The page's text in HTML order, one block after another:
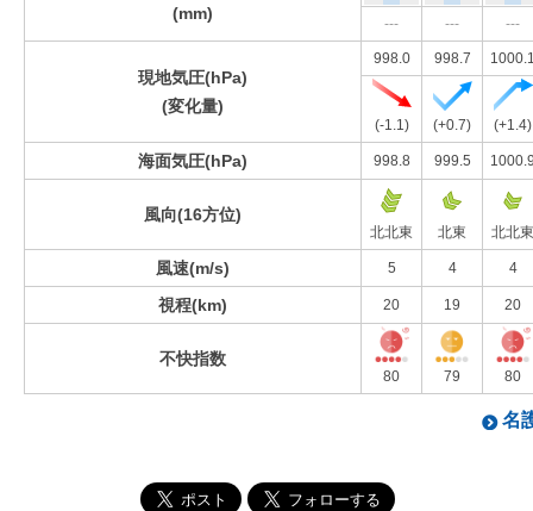
(mm)
--- --- ---
現地気圧(hPa)
(変化量)
998.0 998.7
(-1.1) (+0.7) (+1.4)
海面気圧(hPa) 998.8 999.5
風向(16方位)
北北東 北東 北北東
風速(m/s) 5 4 4
視程(km) 20 19 20
不快指数
80 79 80
名